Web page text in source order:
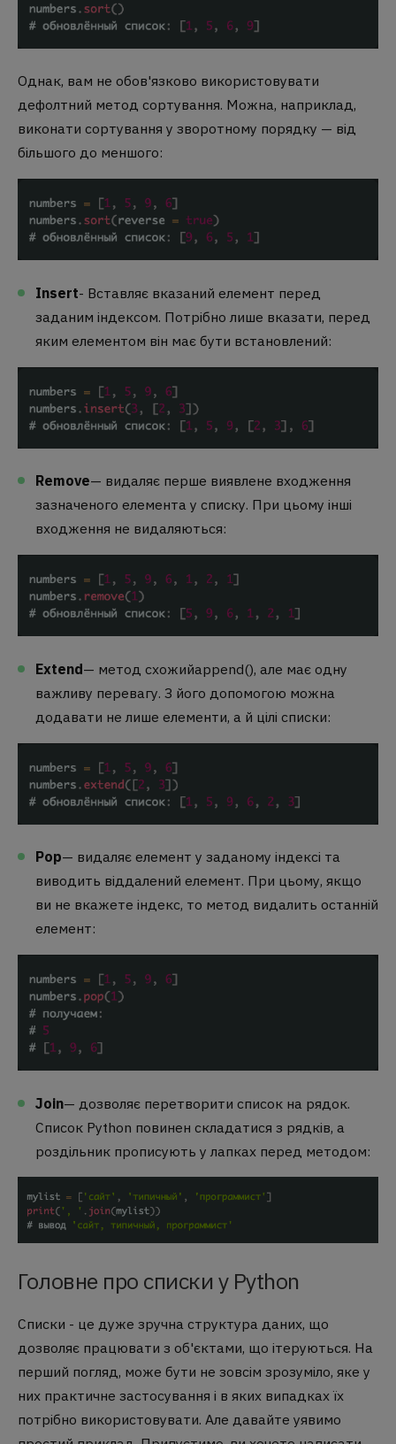
Однак, вам не обов'язково використовувати
дефолтний метод сортування. Можна, наприклад,
виконати сортування у зворотному порядку — від
більшого до меншого:
Insert- Вставляє вказаний елемент перед
заданим індексом. Потрібно лише вказати, перед
яким елементом він має бути встановлений:
Remove— видаляє перше виявлене входження
зазначеного елемента у списку. При цьому інші
входження не видаляються:
Extend— метод схожийappend(), але має одну
важливу перевагу. З його допомогою можна
додавати не лише елементи, а й цілі списки:
Pop— видаляє елемент у заданому індексі та
виводить віддалений елемент. При цьому, якщо
ви не вкажете індекс, то метод видалить останній
елемент:
Join— дозволяє перетворити список на рядок.
Список Python повинен складатися з рядків, а
роздільник прописують у лапках перед методом:
Головне про списки у Python
Списки - це дуже зручна структура даних, що
дозволяє працювати з об'єктами, що ітеруються. На
перший погляд, може бути не зовсім зрозуміло, яке у
них практичне застосування і в яких випадках їх
потрібно використовувати. Але давайте уявимо